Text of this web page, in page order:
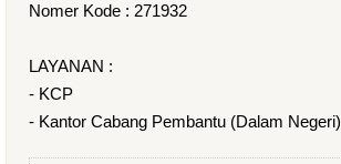
Nomer Kode : 271932
LAYANAN :
- KCP
- Kantor Cabang Pembantu (Dalam Negeri)